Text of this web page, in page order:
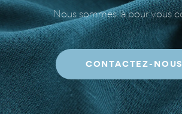
Nous sommes là pour vous
CONTACTEZ-NOUS